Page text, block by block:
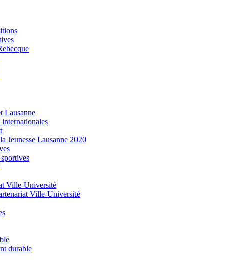
Lausanne
Jeunesse Lausanne 2020
Ville-Université
Ville-Université
durable